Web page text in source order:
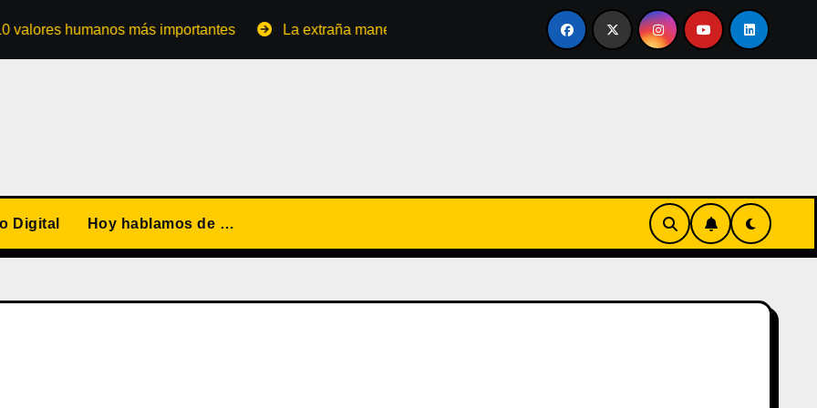
humanos más importantes La extraña manera de convertirse en familia El primer tour de la India Chiquitina
Digital Hoy hablamos de …